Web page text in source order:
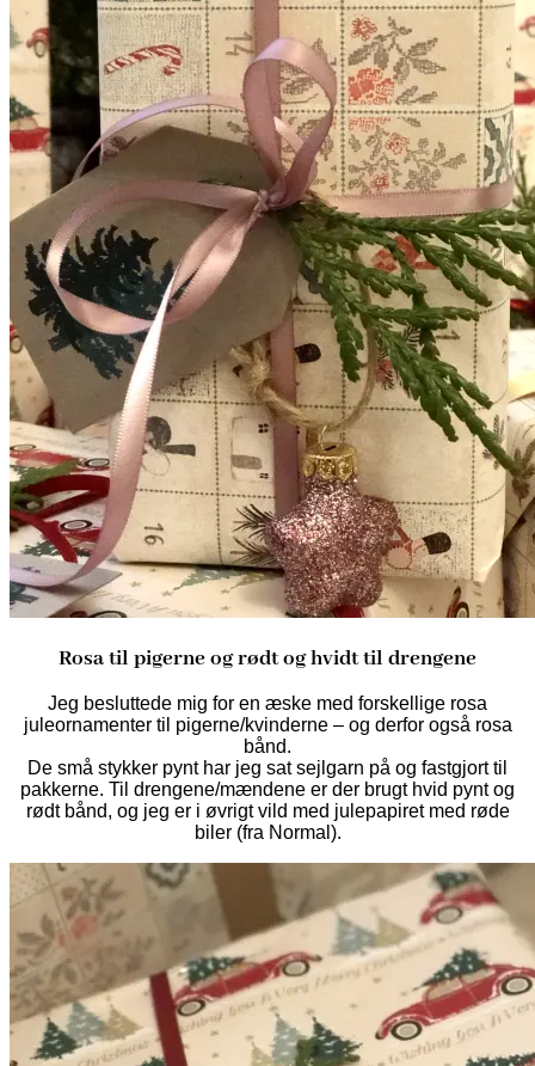
Rosa til pigerne og rødt og hvidt til drengene
Jeg besluttede mig for en æske med forskellige rosa
juleornamenter til pigerne/kvinderne – og derfor også rosa
bånd.
De små stykker pynt har jeg sat sejlgarn på og fastgjort til
pakkerne. Til drengene/mændene er der brugt hvid pynt og
rødt bånd, og jeg er i øvrigt vild med julepapiret med røde
biler (fra Normal).